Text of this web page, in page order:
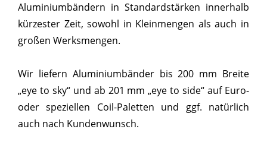
Aluminiumbändern in Standardstärken innerhalb
kürzester Zeit, sowohl in Kleinmengen als auch in
großen Werksmengen.
Wir liefern Aluminiumbänder bis 200 mm Breite
„eye to sky“ und ab 201 mm „eye to side“ auf Euro-
oder speziellen Coil-Paletten und ggf. natürlich
auch nach Kundenwunsch.